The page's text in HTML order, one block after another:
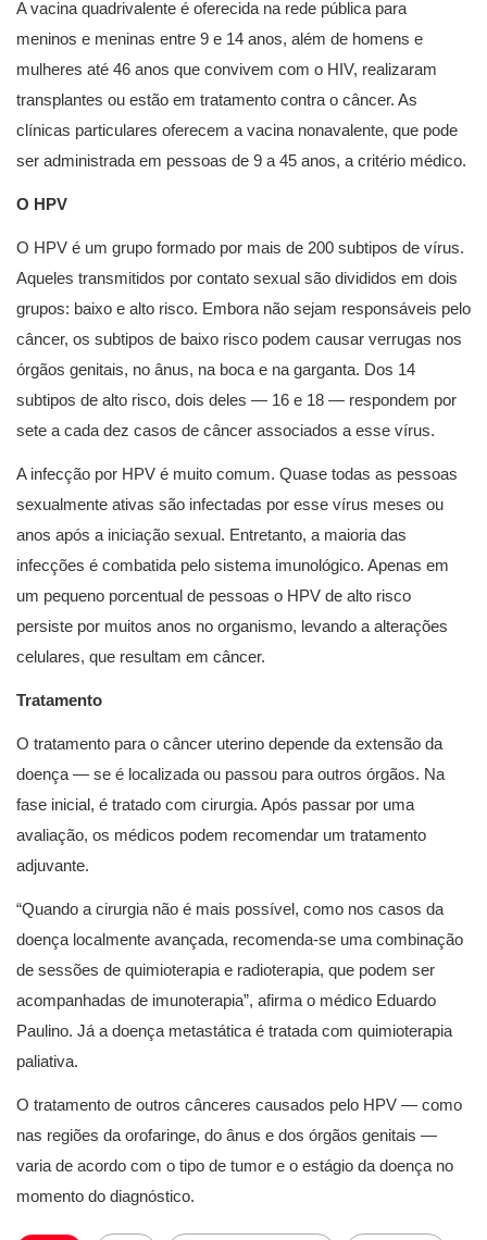
A vacina quadrivalente é oferecida na rede pública para
meninos e meninas entre 9 e 14 anos, além de homens e
mulheres até 46 anos que convivem com o HIV, realizaram
transplantes ou estão em tratamento contra o câncer. As
clínicas particulares oferecem a vacina nonavalente, que pode
ser administrada em pessoas de 9 a 45 anos, a critério médico.
O HPV
O HPV é um grupo formado por mais de 200 subtipos de vírus.
Aqueles transmitidos por contato sexual são divididos em dois
grupos: baixo e alto risco. Embora não sejam responsáveis pelo
câncer, os subtipos de baixo risco podem causar verrugas nos
órgãos genitais, no ânus, na boca e na garganta. Dos 14
subtipos de alto risco, dois deles — 16 e 18 — respondem por
sete a cada dez casos de câncer associados a esse vírus.
A infecção por HPV é muito comum. Quase todas as pessoas
sexualmente ativas são infectadas por esse vírus meses ou
anos após a iniciação sexual. Entretanto, a maioria das
infecções é combatida pelo sistema imunológico. Apenas em
um pequeno porcentual de pessoas o HPV de alto risco
persiste por muitos anos no organismo, levando a alterações
celulares, que resultam em câncer.
Tratamento
O tratamento para o câncer uterino depende da extensão da
doença — se é localizada ou passou para outros órgãos. Na
fase inicial, é tratado com cirurgia. Após passar por uma
avaliação, os médicos podem recomendar um tratamento
adjuvante.
“Quando a cirurgia não é mais possível, como nos casos da
doença localmente avançada, recomenda-se uma combinação
de sessões de quimioterapia e radioterapia, que podem ser
acompanhadas de imunoterapia”, afirma o médico Eduardo
Paulino. Já a doença metastática é tratada com quimioterapia
paliativa.
O tratamento de outros cânceres causados pelo HPV — como
nas regiões da orofaringe, do ânus e dos órgãos genitais —
varia de acordo com o tipo de tumor e o estágio da doença no
momento do diagnóstico.